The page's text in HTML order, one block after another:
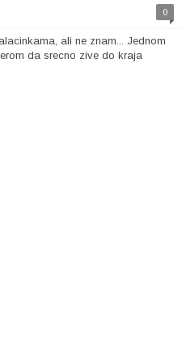
0
ali ne znam... Jednom
da srecno zive do kraja